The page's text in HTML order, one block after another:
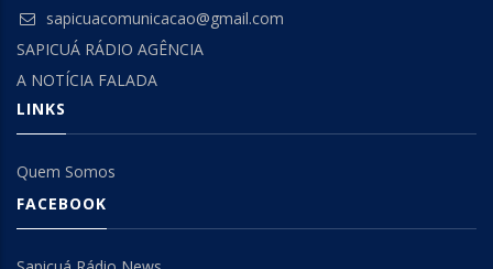
sapicuacomunicacao@gmail.com
SAPICUÁ RÁDIO AGÊNCIA
A NOTÍCIA FALADA
LINKS
Quem Somos
FACEBOOK